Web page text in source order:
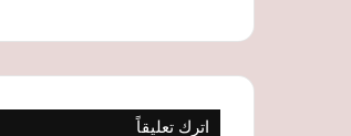
اترك تعليقاً